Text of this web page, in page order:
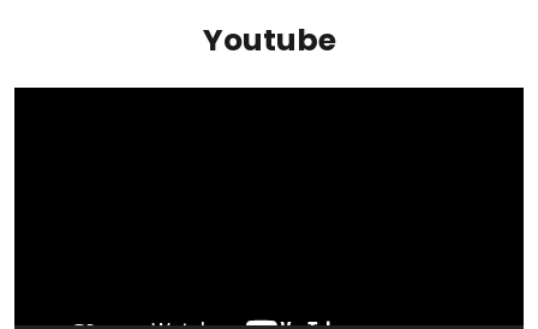
Youtube